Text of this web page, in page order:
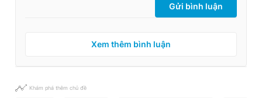
Gửi bình luận
Xem thêm bình luận
Khám phá thêm chủ đề